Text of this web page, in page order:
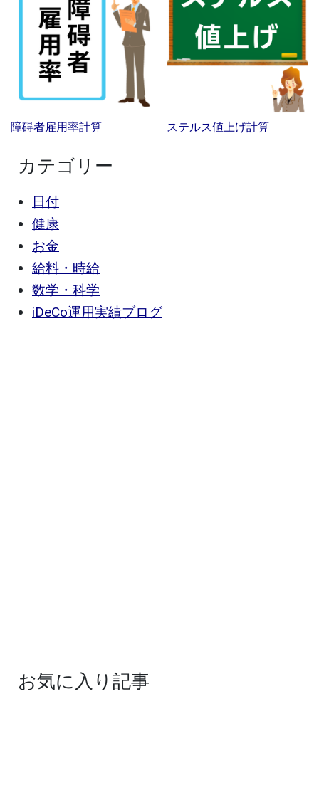
障碍者雇用率計算 ステルス値上げ計算
カテゴリー
日付
健康
お金
給料・時給
数学・科学
iDeCo運用実績ブログ
お気に入り記事